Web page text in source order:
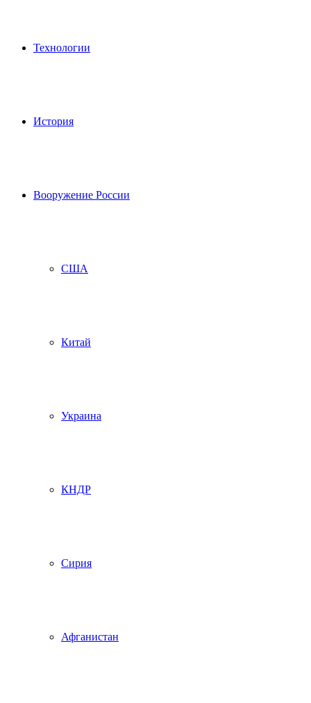
Технологии
История
Вооружение России
США
Китай
Украина
КНДР
Сирия
Афганистан